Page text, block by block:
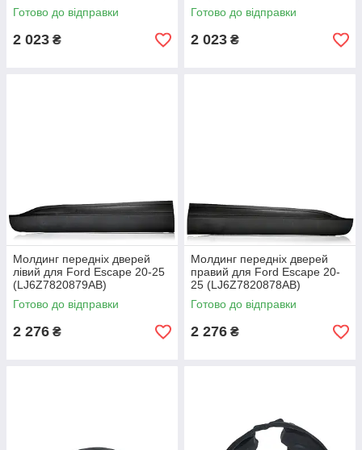
Готово до відправки
2 023 ₴
Готово до відправки
2 023 ₴
Молдинг передніх дверей
лівий для Ford Escape 20-25
(LJ6Z7820879AB)
Готово до відправки
2 276 ₴
Молдинг передніх дверей
правий для Ford Escape 20-
25 (LJ6Z7820878AB)
Готово до відправки
2 276 ₴